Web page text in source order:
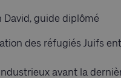
guide diplômé
des réfugiés Juifs
avant la